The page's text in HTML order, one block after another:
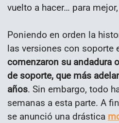
vuelto a hacer… para
Poniendo en orden la
las versiones con soporte
comenzaron su andadura
de soporte, que más
años. Sin embargo, todo
semanas a esta parte. A
se anunció una drástica